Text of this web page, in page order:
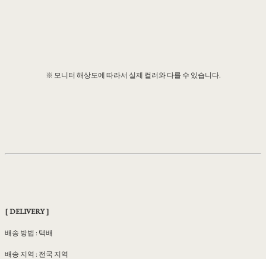
※ 모니터 해상도에 따라서 실제 컬러와 다를 수 있습니다.
[ DELIVERY ]
배송 방법 : 택배
배송 지역 : 전국 지역